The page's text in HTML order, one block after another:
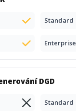
Standard
Enterprise
DGD
Standard